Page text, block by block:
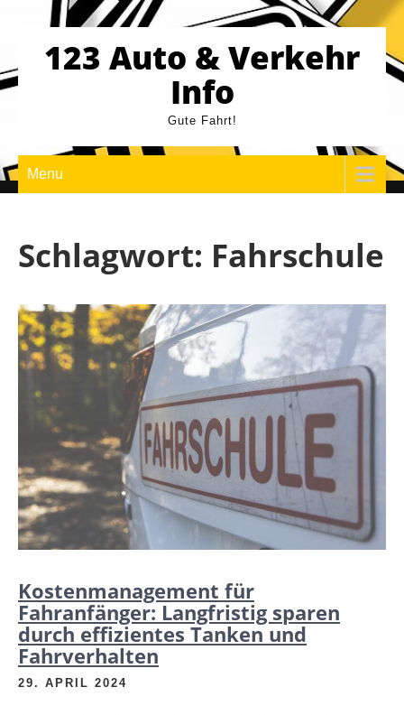
content123 Auto & Verkehr
Info
Gute Fahrt!
Menu
Schlagwort: Fahrschule
Kostenmanagement für
Fahranfänger: Langfristig sparen
durch effizientes Tanken und
Fahrverhalten
29. APRIL 2024